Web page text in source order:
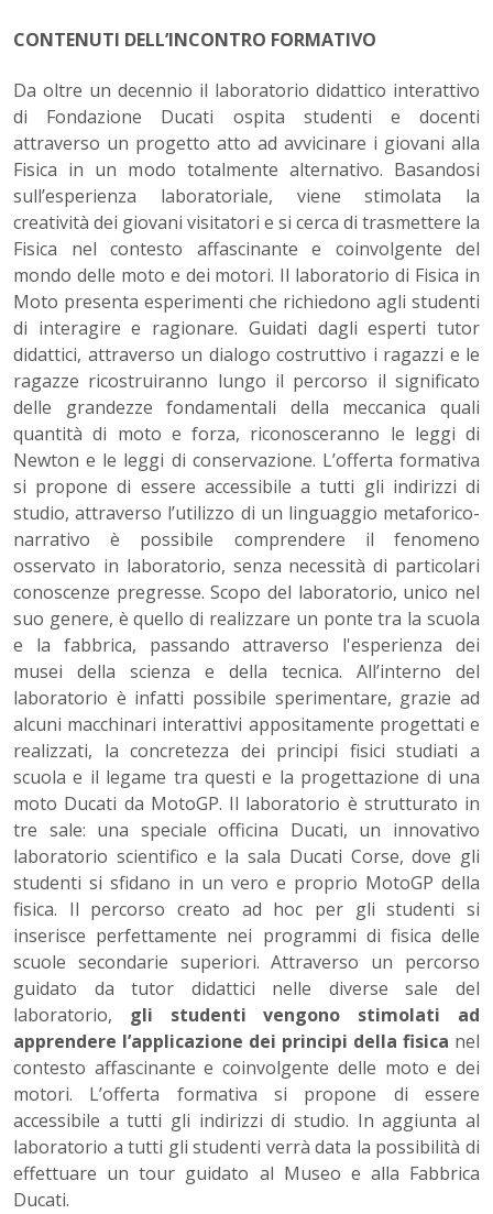
CONTENUTI DELL’INCONTRO FORMATIVO
Da oltre un decennio il laboratorio didattico interattivo
di Fondazione Ducati ospita studenti e docenti
attraverso un progetto atto ad avvicinare i giovani alla
Fisica in un modo totalmente alternativo. Basandosi
sull’esperienza laboratoriale, viene stimolata la
creatività dei giovani visitatori e si cerca di trasmettere la
Fisica nel contesto affascinante e coinvolgente del
mondo delle moto e dei motori. Il laboratorio di Fisica in
Moto presenta esperimenti che richiedono agli studenti
di interagire e ragionare. Guidati dagli esperti tutor
didattici, attraverso un dialogo costruttivo i ragazzi e le
ragazze ricostruiranno lungo il percorso il significato
delle grandezze fondamentali della meccanica quali
quantità di moto e forza, riconosceranno le leggi di
Newton e le leggi di conservazione. L’offerta formativa
si propone di essere accessibile a tutti gli indirizzi di
studio, attraverso l’utilizzo di un linguaggio metaforico-
narrativo è possibile comprendere il fenomeno
osservato in laboratorio, senza necessità di particolari
conoscenze pregresse. Scopo del laboratorio, unico nel
suo genere, è quello di realizzare un ponte tra la scuola
e la fabbrica, passando attraverso l'esperienza dei
musei della scienza e della tecnica. All’interno del
laboratorio è infatti possibile sperimentare, grazie ad
alcuni macchinari interattivi appositamente progettati e
realizzati, la concretezza dei principi fisici studiati a
scuola e il legame tra questi e la progettazione di una
moto Ducati da MotoGP. Il laboratorio è strutturato in
tre sale: una speciale officina Ducati, un innovativo
laboratorio scientifico e la sala Ducati Corse, dove gli
studenti si sfidano in un vero e proprio MotoGP della
fisica. Il percorso creato ad hoc per gli studenti si
inserisce perfettamente nei programmi di fisica delle
scuole secondarie superiori. Attraverso un percorso
guidato da tutor didattici nelle diverse sale del
laboratorio, gli studenti vengono stimolati ad
apprendere l’applicazione dei principi della fisica nel
contesto affascinante e coinvolgente delle moto e dei
motori. L’offerta formativa si propone di essere
accessibile a tutti gli indirizzi di studio. In aggiunta al
laboratorio a tutti gli studenti verrà data la possibilità di
effettuare un tour guidato al Museo e alla Fabbrica
Ducati.